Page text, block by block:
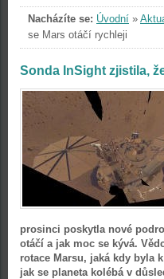
Nacházíte se: Úvodní »
se Mars otáčí rychleji
Sonda InSight zjistila,
prosinci poskytla nové
otáčí a jak moc se kývá.
rotace Marsu, jaká kdy byla
jak se planeta kolébá v